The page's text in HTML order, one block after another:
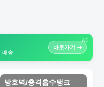
AD
배송
바로가기 →
방호벽/충격흡수탱크